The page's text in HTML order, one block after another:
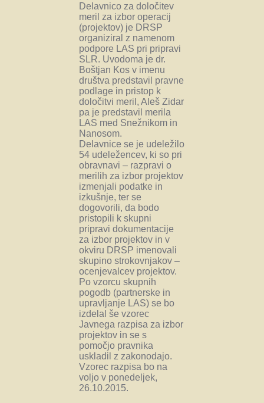
Delavnico za določitev
meril za izbor operacij
(projektov) je DRSP
organiziral z namenom
podpore LAS pri pripravi
SLR. Uvodoma je dr.
Boštjan Kos v imenu
društva predstavil pravne
podlage in pristop k
določitvi meril, Aleš Zidar
pa je predstavil merila
LAS med Snežnikom in
Nanosom.
Delavnice se je udeležilo
54 udeležencev, ki so pri
obravnavi – razpravi o
merilih za izbor projektov
izmenjali podatke in
izkušnje, ter se
dogovorili, da bodo
pristopili k skupni
pripravi dokumentacije
za izbor projektov in v
okviru DRSP imenovali
skupino strokovnjakov –
ocenjevalcev projektov.
Po vzorcu skupnih
pogodb (partnerske in
upravljanje LAS) se bo
izdelal še vzorec
Javnega razpisa za izbor
projektov in se s
pomočjo pravnika
uskladil z zakonodajo.
Vzorec razpisa bo na
voljo v ponedeljek,
26.10.2015.